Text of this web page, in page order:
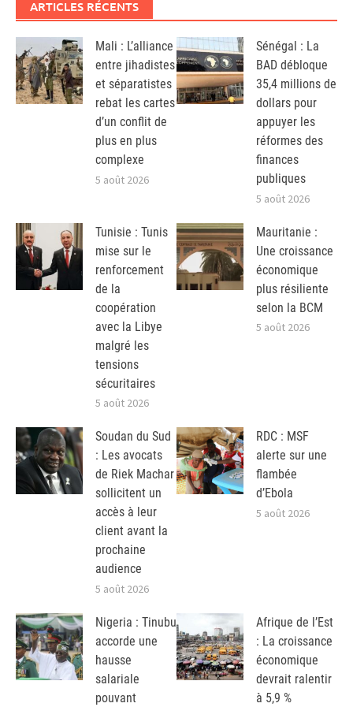
ARTICLES RÉCENTS
Mali : L’alliance
entre jihadistes
et séparatistes
rebat les cartes
d’un conflit de
plus en plus
complexe
5 août 2026
Sénégal : La
BAD débloque
35,4 millions de
dollars pour
appuyer les
réformes des
finances
publiques
5 août 2026
Tunisie : Tunis
mise sur le
renforcement
de la
coopération
avec la Libye
malgré les
tensions
sécuritaires
5 août 2026
Mauritanie :
Une croissance
économique
plus résiliente
selon la BCM
5 août 2026
Soudan du Sud
: Les avocats
de Riek Machar
sollicitent un
accès à leur
client avant la
prochaine
audience
5 août 2026
RDC : MSF
alerte sur une
flambée
d’Ebola
5 août 2026
Nigeria : Tinubu
accorde une
hausse
salariale
pouvant
Afrique de l’Est
: La croissance
économique
devrait ralentir
à 5,9 %